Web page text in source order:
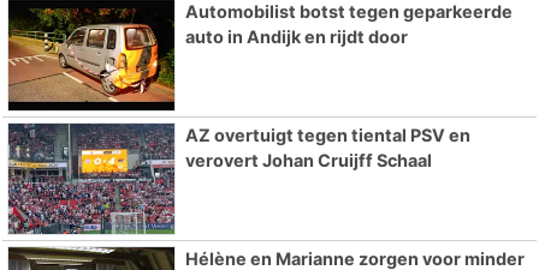
Automobilist botst tegen geparkeerde
auto in Andijk en rijdt door
AZ overtuigt tegen tiental PSV en
verovert Johan Cruijff Schaal
Hélène en Marianne zorgen voor minder